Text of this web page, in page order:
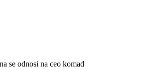
se odnosi na ceo komad